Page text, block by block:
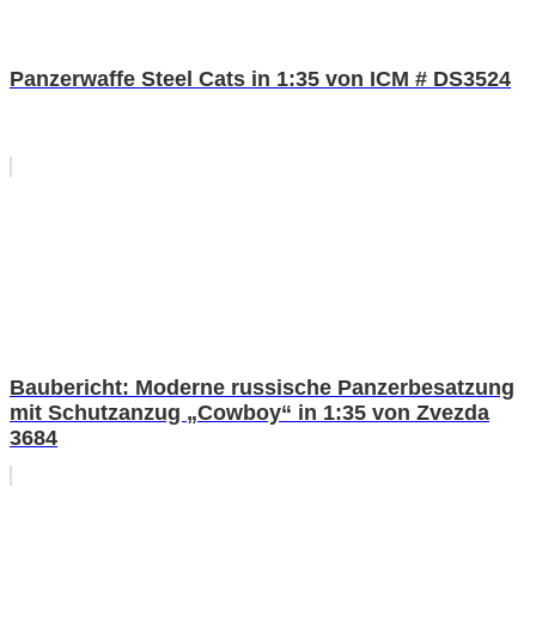
Panzerwaffe Steel Cats in 1:35 von ICM # DS3524
Baubericht: Moderne russische Panzerbesatzung
mit Schutzanzug „Cowboy“ in 1:35 von Zvezda
3684